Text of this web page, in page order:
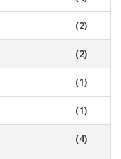
(2)
(2)
(1)
(1)
(4)